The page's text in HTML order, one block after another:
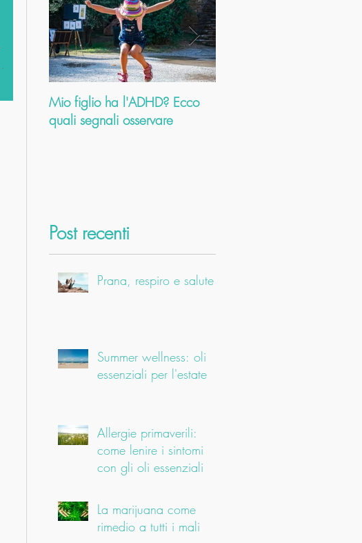
Prana, respiro e salute
Summer wellness: oli
essenziali per l'estate
Allergie primaverili:
come lenire i sintomi
con gli oli essenziali
La marijuana come
rimedio a tutti i mali
Post recenti
Mio figlio ha l'ADHD? Ecco
quali segnali osservare